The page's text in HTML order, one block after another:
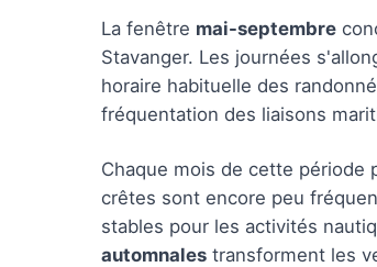
La fenêtre mai-septembre
Stavanger. Les journées
horaire habituelle des
fréquentation des liaisons
Chaque mois de cette période
crêtes sont encore peu
stables pour les activités
automnales transforment les